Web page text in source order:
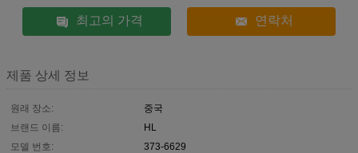
최고의 가격 연락처
제품 상세 정보
원래 장소:
중국
브랜드 이름:
HL
모델 번호:
373-6629